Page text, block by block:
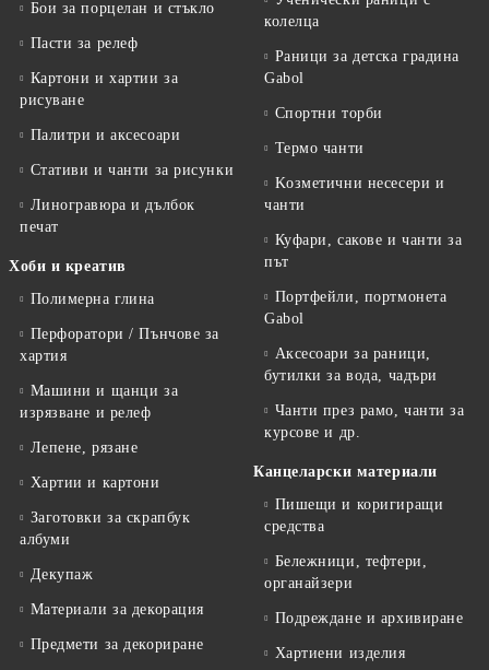
Бои за порцелан и стъкло
Пасти за релеф
Картони и хартии за
рисуване
Палитри и аксесоари
Стативи и чанти за рисунки
Линогравюра и дълбок
печат
Хоби и креатив
Полимерна глина
Перфоратори / Пънчове за
хартия
Машини и щанци за
изрязване и релеф
Лепене, рязане
Хартии и картони
Заготовки за скрапбук
албуми
Декупаж
Материали за декорация
Предмети за декориране
колелца
Раници за детска градина
Gabol
Спортни торби
Термо чанти
Kозметични несесери и
чанти
Куфари, сакове и чанти за
път
Портфейли, портмонета
Gabol
Аксесоари за раници,
бутилки за вода, чадъри
Чанти през рамо, чанти за
курсове и др.
Канцеларски материали
Пишещи и коригиращи
средства
Бележници, тефтери,
органайзери
Подреждане и архивиране
Хартиени изделия